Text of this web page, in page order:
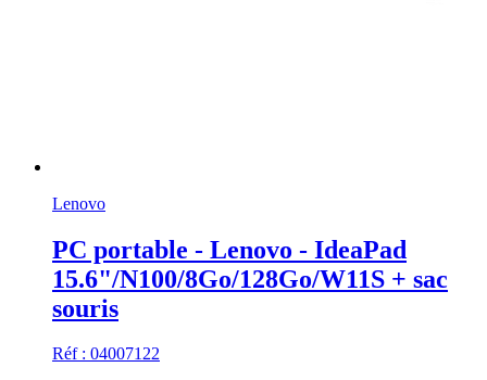
Lenovo
PC portable - Lenovo - IdeaPad
15.6"/N100/8Go/128Go/W11S + sac
souris
Réf : 04007122